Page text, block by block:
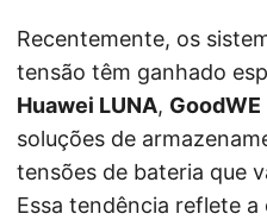
Recentemente, os
tensão têm ganhado
Huawei LUNA, GoodWE
soluções de
tensões de bateria que
Essa tendência reflete a